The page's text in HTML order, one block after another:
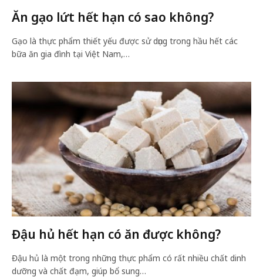
Ăn gạo lứt hết hạn có sao không?
Gạo là thực phẩm thiết yếu được sử dụng trong hầu hết các
bữa ăn gia đình tại Việt Nam,…
Đậu hủ hết hạn có ăn được không?
Đậu hủ là một trong những thực phẩm có rất nhiều chất dinh
dưỡng và chất đạm, giúp bổ sung…